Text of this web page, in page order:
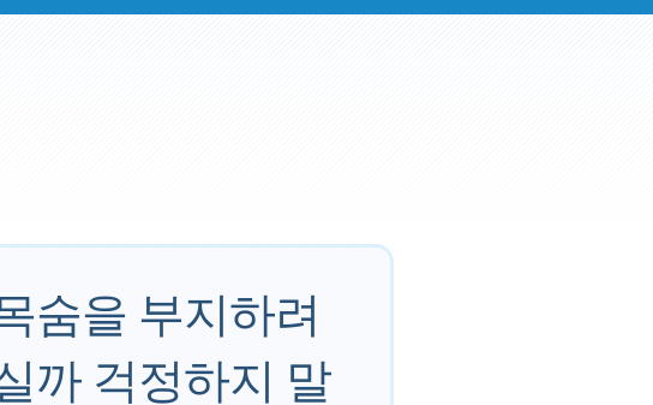
숨을 부지하려
까 걱정하지 말